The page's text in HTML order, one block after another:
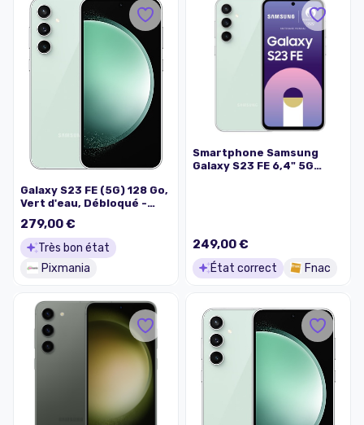
Galaxy S23 FE (5G) 128 Go,
Vert d'eau, Débloqué -
279,00 €
Très bon état
Pixmania
Smartphone Samsung
Galaxy S23 FE 6,4" 5G
249,00 €
État correct Fnac